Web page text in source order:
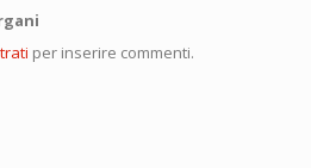
per inserire commenti.